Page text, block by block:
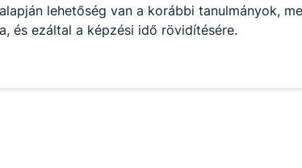
lehetőség van a korábbi tanulmányok,
és ezáltal a képzési idő rövidítésére.